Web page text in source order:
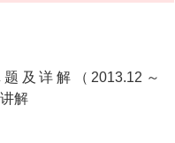
及详解（2013.12～
解